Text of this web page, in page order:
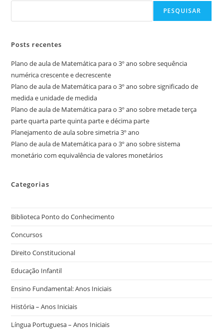
PESQUISAR
Posts recentes
Plano de aula de Matemática para o 3º ano sobre sequência
numérica crescente e decrescente
Plano de aula de Matemática para o 3º ano sobre significado de
medida e unidade de medida
Plano de aula de Matemática para o 3º ano sobre metade terça
parte quarta parte quinta parte e décima parte
Planejamento de aula sobre simetria 3º ano
Plano de aula de Matemática para o 3º ano sobre sistema
monetário com equivalência de valores monetários
Categorias
Biblioteca Ponto do Conhecimento
Concursos
Direito Constitucional
Educação Infantil
Ensino Fundamental: Anos Iniciais
História – Anos Iniciais
Língua Portuguesa – Anos Iniciais